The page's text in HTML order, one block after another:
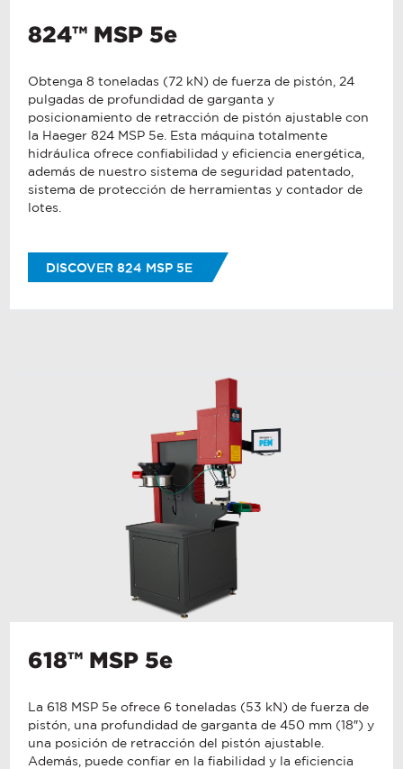
824™ MSP 5e
Obtenga 8 toneladas (72 kN) de fuerza de pistón, 24
pulgadas de profundidad de garganta y
posicionamiento de retracción de pistón ajustable con
la Haeger 824 MSP 5e. Esta máquina totalmente
hidráulica ofrece confiabilidad y eficiencia energética,
además de nuestro sistema de seguridad patentado,
sistema de protección de herramientas y contador de
lotes.
DISCOVER 824 MSP 5E
618™ MSP 5e
La 618 MSP 5e ofrece 6 toneladas (53 kN) de fuerza de
pistón, una profundidad de garganta de 450 mm (18″) y
una posición de retracción del pistón ajustable.
Además, puede confiar en la fiabilidad y la eficiencia